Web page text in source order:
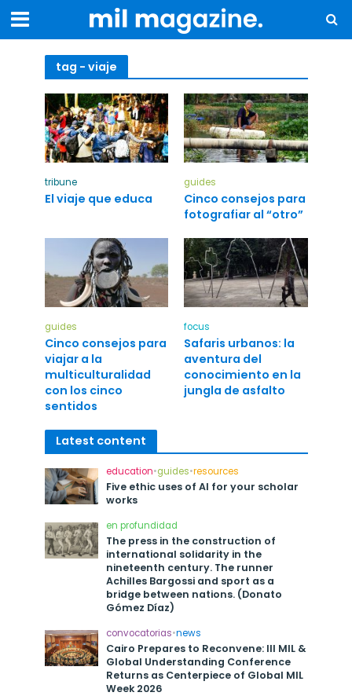
tag - viaje
tribune
El viaje que educa
guides
Cinco consejos para
fotografiar al “otro”
guides
Cinco consejos para
viajar a la
multiculturalidad
con los cinco
sentidos
focus
Safaris urbanos: la
aventura del
conocimiento en la
jungla de asfalto
Latest content
education•guides•resources
Five ethic uses of AI for your scholar
works
en profundidad
The press in the construction of
international solidarity in the
nineteenth century. The runner
Achilles Bargossi and sport as a
bridge between nations. (Donato
Gómez Díaz)
convocatorias•news
Cairo Prepares to Reconvene: III MIL &
Global Understanding Conference
Returns as Centerpiece of Global MIL
Week 2026